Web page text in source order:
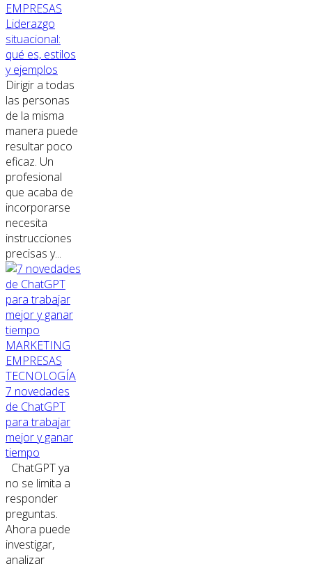
EMPRESAS
Liderazgo
situacional:
qué es, estilos
y ejemplos
Dirigir a todas
las personas
de la misma
manera puede
resultar poco
eficaz. Un
profesional
que acaba de
incorporarse
necesita
instrucciones
precisas y...
MARKETING
EMPRESAS
TECNOLOGÍA
7 novedades
de ChatGPT
para trabajar
mejor y ganar
tiempo
ChatGPT ya
no se limita a
responder
preguntas.
Ahora puede
investigar,
analizar